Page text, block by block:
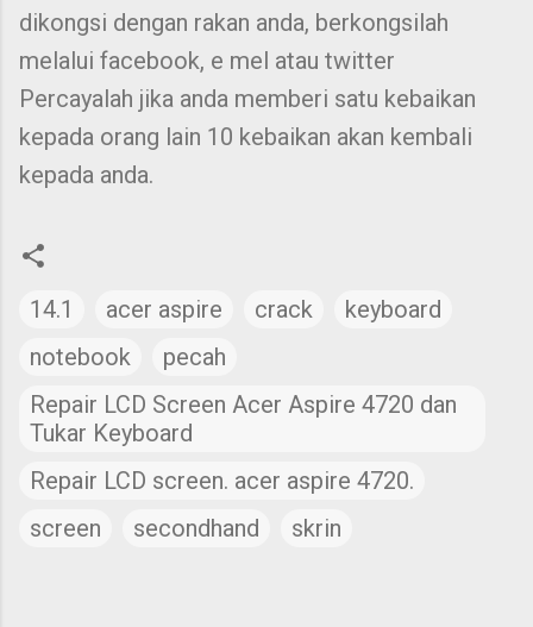
dikongsi dengan rakan anda, berkongsilah
melalui facebook, e mel atau twitter
Percayalah jika anda memberi satu kebaikan
kepada orang lain 10 kebaikan akan kembali
kepada anda.
14.1 acer aspire crack
keyboard
notebook
pecah
Repair LCD Screen Acer Aspire 4720 dan
Tukar Keyboard
Repair LCD screen. acer aspire 4720.
screen
secondhand skrin